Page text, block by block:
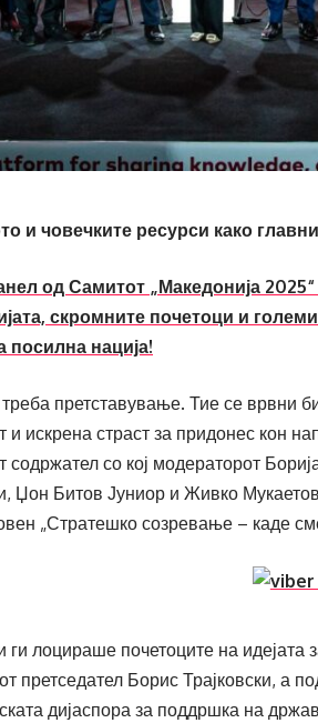
и човечките ресурси како
од Самитот „Македонија
скромните почетоци и
посилна нација!
претставување. Тие се врвни
и искрена страст за придонес кон
содржател со кој модераторот
Џон Битов Јуниор и Живко
„Стратешко созревање – каде
лоцираше почетоците на идејата
претседател Борис Трајковски, а
дијаспора за поддршка на